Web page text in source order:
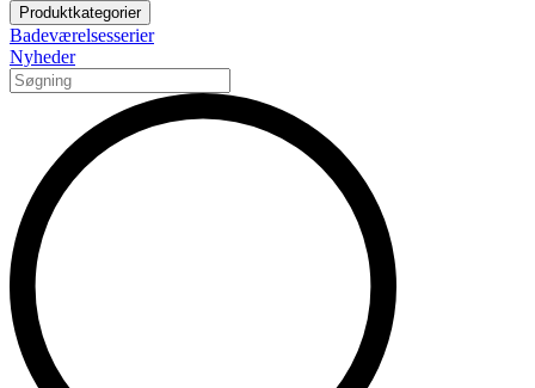
Produktkategorier
Badeværelsesserier
Nyheder